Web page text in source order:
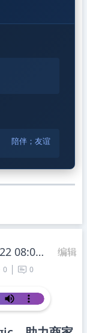
陪伴；友谊
编辑
0 0